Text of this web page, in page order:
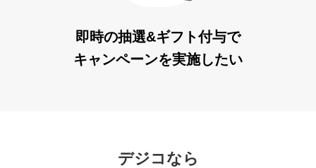
即時の抽選&ギフト付与で
キャンペーンを実施したい
デジコなら